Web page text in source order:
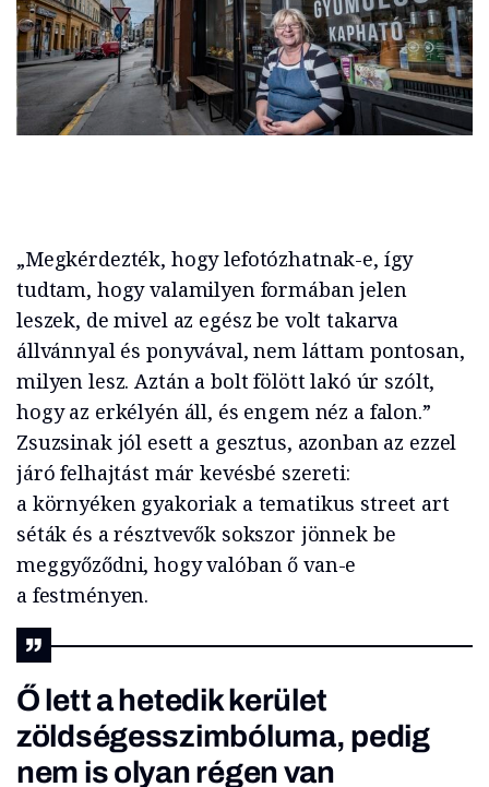
„Megkérdezték, hogy lefotózhatnak-e, így
tudtam, hogy valamilyen formában jelen
leszek, de mivel az egész be volt takarva
állvánnyal és ponyvával, nem láttam pontosan,
milyen lesz. Aztán a bolt fölött lakó úr szólt,
hogy az erkélyén áll, és engem néz a falon.”
Zsuzsinak jól esett a gesztus, azonban az ezzel
járó felhajtást már kevésbé szereti:
a környéken gyakoriak a tematikus street art
séták és a résztvevők sokszor jönnek be
meggyőződni, hogy valóban ő van-e
a festményen.
Ő lett a hetedik kerület
zöldségesszimbóluma, pedig
nem is olyan régen van